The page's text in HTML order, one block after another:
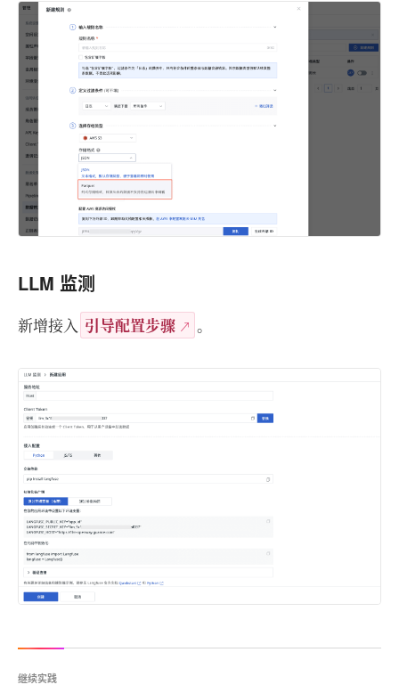
LLM 监测
新增接入 引导配置步骤 。
继续实践